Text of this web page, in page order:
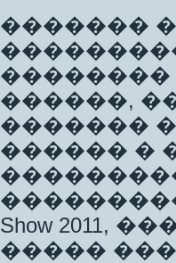
�������
�������� �
������,
�������
������ �
Show 2011,
�����